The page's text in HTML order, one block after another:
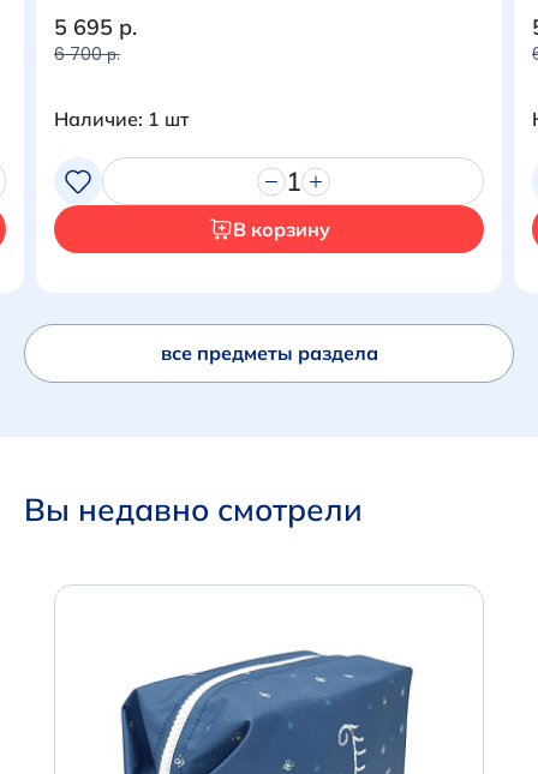
Итого:
Перейти в корзину
5 695 р.
6 700 р.
Наличие: 1 шт
1
В корзину
все предметы раздела
Вы недавно смотрели